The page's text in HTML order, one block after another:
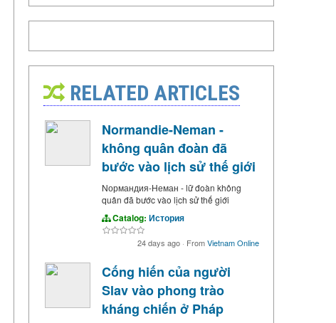
RELATED ARTICLES
Normandie-Neman -
không quân đoàn đã
bước vào lịch sử thế giới
Nормандия-Неман - lữ đoàn không
quân đã bước vào lịch sử thế giới
Catalog: История
24 days ago · FromVietnam Online
Cống hiến của người
Slav vào phong trào
kháng chiến ở Pháp